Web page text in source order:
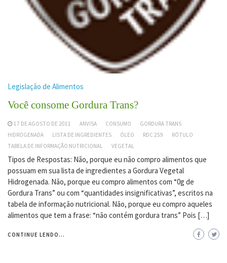
Legislação de Alimentos
Você consome Gordura Trans?
17 DE AGOSTO DE 2011 ANVISA CONSUMO
GORDURA TRANS
HIDROGENADA
LISTA DE INGREDIENTES ÓLEO RDC 259
RÓTULO
TABELA DE INFORMAÇÃO NUTRICIONAL
VEGETAL
Tipos de Respostas: Não, porque eu não compro alimentos que
possuam em sua lista de ingredientes a Gordura Vegetal
Hidrogenada. Não, porque eu compro alimentos com “0g de
Gordura Trans” ou com “quantidades insignificativas”, escritos na
tabela de informação nutricional. Não, porque eu compro aqueles
alimentos que tem a frase: “não contém gordura trans” Pois […]
CONTINUE LENDO...